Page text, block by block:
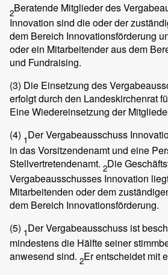
2Beratende Mitglieder des
Innovation sind die oder der
dem Bereich Innovationsförderung
oder ein Mitarbeitender aus dem
und Fundraising.
(3) Die Einsetzung des
erfolgt durch den Landeskirchenrat
Eine Wiedereinsetzung der
(4) 1Der Vergabeausschuss
in das Vorsitzendenamt und eine
Stellvertretendenamt. 2Die
Vergabeausschusses Innovation
Mitarbeitenden oder dem
dem Bereich Innovationsförderung.
(5) 1Der Vergabeausschuss ist
mindestens die Hälfte seiner
anwesend sind. 2Er entscheidet mit